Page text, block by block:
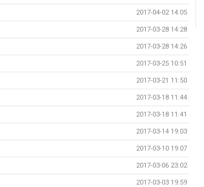
2017-04-02 14:05
2017-03-28 14:28
2017-03-28 14:26
2017-03-25 10:51
2017-03-21 11:50
2017-03-18 11:44
2017-03-18 11:41
2017-03-14 19:03
2017-03-10 19:07
2017-03-06 23:02
2017-03-03 19:59